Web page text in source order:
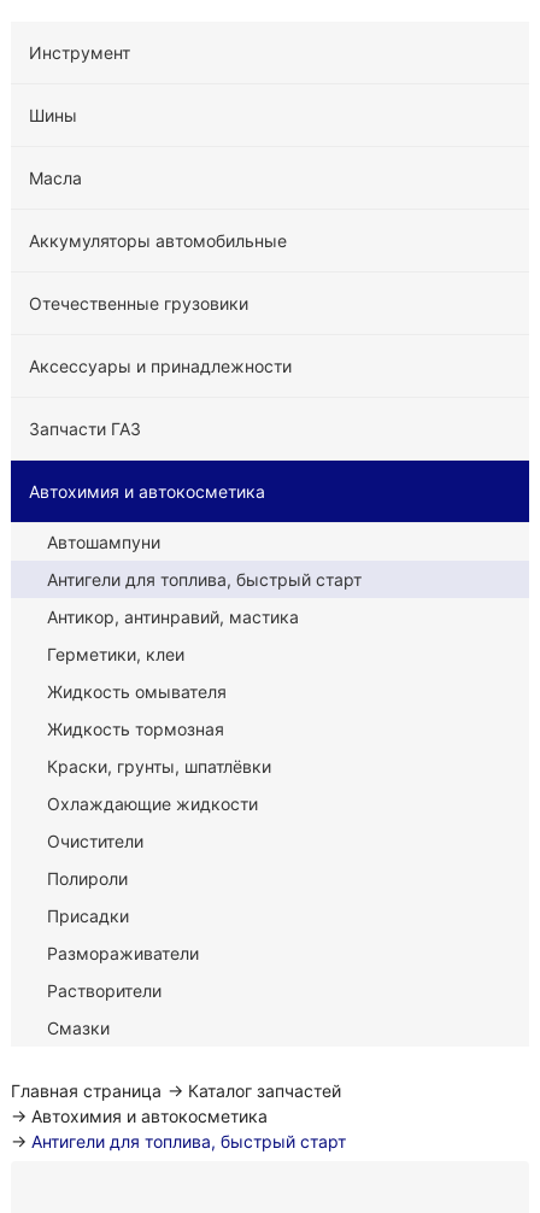
Инструмент
Шины
Масла
Аккумуляторы автомобильные
Отечественные грузовики
Аксессуары и принадлежности
Запчасти ГАЗ
Автохимия и автокосметика
Автошампуни
Антигели для топлива, быстрый старт
Антикор, антинравий, мастика
Герметики, клеи
Жидкость омывателя
Жидкость тормозная
Краски, грунты, шпатлёвки
Охлаждающие жидкости
Очистители
Полироли
Присадки
Размораживатели
Растворители
Смазки
Главная страница → Каталог запчастей
→ Автохимия и автокосметика
→ Антигели для топлива, быстрый старт